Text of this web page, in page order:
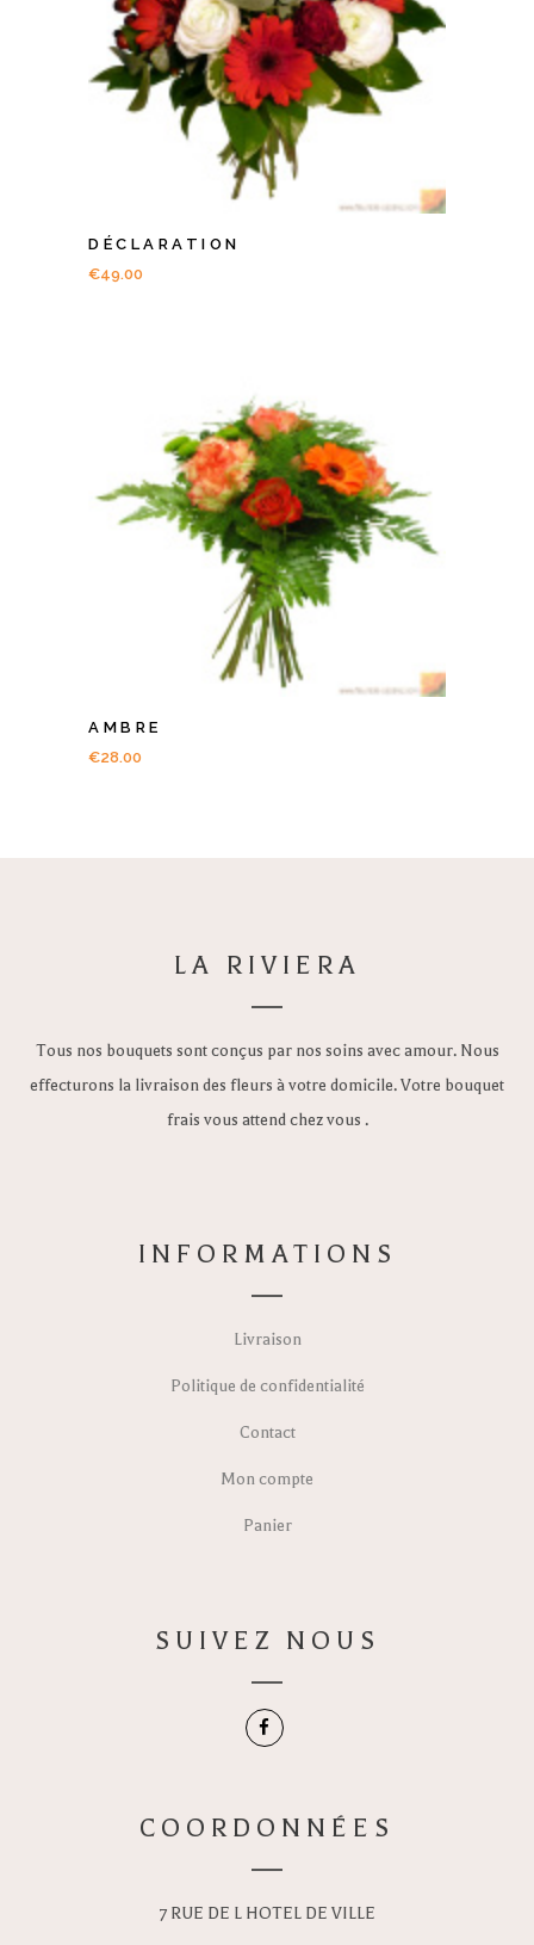
DÉCLARATION
€49.00
AMBRE
€28.00
LA RIVIERA
Tous nos bouquets sont conçus par nos soins avec amour. Nous
effecturons la livraison des fleurs à votre domicile. Votre bouquet
frais vous attend chez vous .
INFORMATIONS
Livraison
Politique de confidentialité
Contact
Mon compte
Panier
SUIVEZ NOUS
COORDONNÉES
7 RUE DE L HOTEL DE VILLE